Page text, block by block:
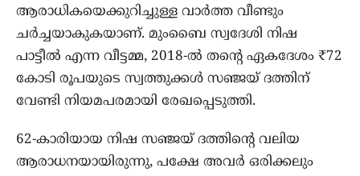
ആരാധികയെക്കുറിച്ചുള്ള വാർത്ത വീണ്ടും
ചർച്ചയാകുകയാണ്. മുംബൈ സ്വദേശി നിഷ
പാട്ടീൽ എന്ന വീട്ടമ്മ, 2018-ൽ തന്റെ ഏകദേശം ₹72
കോടി രൂപയുടെ സ്വത്തുക്കൾ സഞ്ജയ് ദത്തിന്
വേണ്ടി നിയമപരമായി രേഖപ്പെടുത്തി.
62-കാരിയായ നിഷ സഞ്ജയ് ദത്തിന്റെ വലിയ
ആരാധനയായിരുന്നു, പക്ഷേ അവർ ഒരിക്കലും